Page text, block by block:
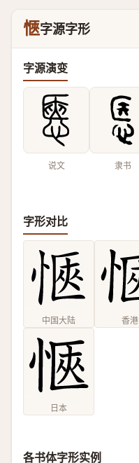
愜字源字形
字源演变
说文 隶书
字形对比
中国大陆 香港
日本
各书体字形实例